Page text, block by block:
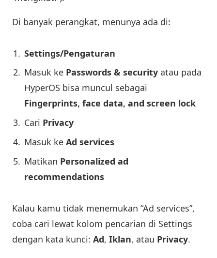
Di banyak perangkat, menunya ada di:
Settings/Pengaturan
Masuk ke Passwords & security atau pada
HyperOS bisa muncul sebagai
Fingerprints, face data, and screen lock
Cari Privacy
Masuk ke Ad services
Matikan Personalized ad
recommendations
Kalau kamu tidak menemukan “Ad services”,
coba cari lewat kolom pencarian di Settings
dengan kata kunci: Ad, Iklan, atau Privacy.